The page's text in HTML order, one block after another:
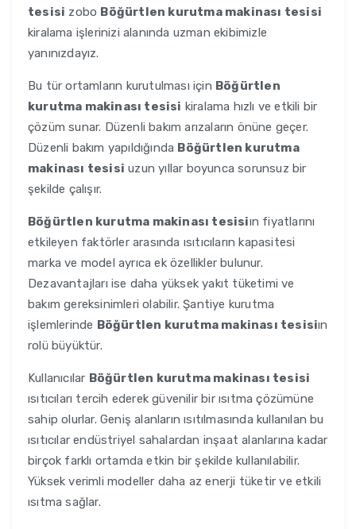
tesisi zobo Böğürtlen kurutma makinası tesisi
kiralama işlerinizi alanında uzman ekibimizle
yanınızdayız.
Bu tür ortamların kurutulması için Böğürtlen
kurutma makinası tesisi kiralama hızlı ve etkili bir
çözüm sunar. Düzenli bakım arızaların önüne geçer.
Düzenli bakım yapıldığında Böğürtlen kurutma
makinası tesisi uzun yıllar boyunca sorunsuz bir
şekilde çalışır.
Böğürtlen kurutma makinası tesisiın fiyatlarını
etkileyen faktörler arasında ısıtıcıların kapasitesi
marka ve model ayrıca ek özellikler bulunur.
Dezavantajları ise daha yüksek yakıt tüketimi ve
bakım gereksinimleri olabilir. Şantiye kurutma
işlemlerinde Böğürtlen kurutma makinası tesisiın
rolü büyüktür.
Kullanıcılar Böğürtlen kurutma makinası tesisi
ısıtıcıları tercih ederek güvenilir bir ısıtma çözümüne
sahip olurlar. Geniş alanların ısıtılmasında kullanılan bu
ısıtıcılar endüstriyel sahalardan inşaat alanlarına kadar
birçok farklı ortamda etkin bir şekilde kullanılabilir.
Yüksek verimli modeller daha az enerji tüketir ve etkili
ısıtma sağlar.